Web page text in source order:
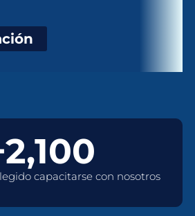
capacitarse con nosotros